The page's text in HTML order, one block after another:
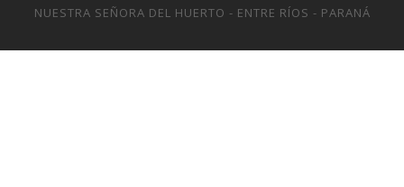
NUESTRA SEÑORA DEL HUERTO - ENTRE RÍOS - PARANÁ